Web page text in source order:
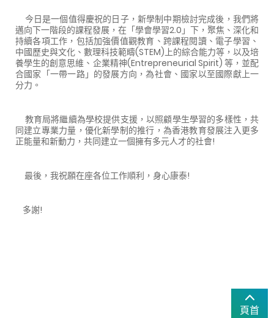
今日是一個值得慶祝的日子，新學制中期檢討完成後，我們將
邁向下一階段的課程發展，在「學會學習2.0」下，聚焦、深化和
持續各項工作，包括加強價值觀教育、跨課程閱讀、電子學習、
中國歷史與文化、數理科技範疇(STEM)上的綜合能力等，以及培
養學生的創意思維、企業精神(Entrepreneurial Spirit) 等，並配
合國家「一帶一路」的發展方向，為社會、國家以至國際獻上一
分力。
教育局將繼續為學校提供支援，以照顧學生學習的多樣性，共
同建立專業力量，優化新學制的推行，為香港教育發展注入更多
正能量和新動力，共同建立一個擁有多元人才的社會!
最後，我祝願在座各位工作順利，身心康泰!
多謝!
頁首